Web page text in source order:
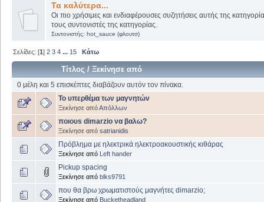
Τα καλύτερα...
Οι πιο χρήσιμες και ενδιαφέρουσες συζητήσεις αυτής της
τους συντονιστές της κατηγορίας.
Συντονιστής: hot_sauce (φλουτσ)
Σελίδες: [1]2 3 4 ... 15 Κάτω
Τίτλος /Ξεκίνησε από
0 μέλη και 5 επισκέπτες διαβάζουν αυτόν τον πίνακα.
To υπερθέμα των μαγνητών
Ξεκίνησε απόΑπόλλων
ποιουs dimarzio να βαλω?
Ξεκίνησε από satrianidis
Πρόβλημα με ηλεκτρικά ηλεκτροακουστικής κιθάρας
Ξεκίνησε από Left hander
Pickup spacing
Ξεκίνησε από blks9791
που θα βρω χρωματιστούς μαγνήτες dimarzio;
Ξεκίνησε από Bucketheadland